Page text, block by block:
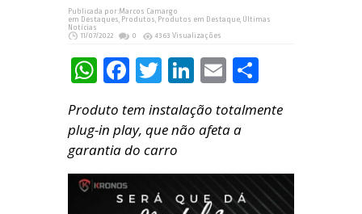
Publicada por: Marcos Camargo
em Destaques, Produtos, Produtos em Destaque, Últimas
Notícias
11/07/2022
0 4363 Visualizações
WhatsApp
Facebook
Twitter
LinkedIn
Email
Produto tem instalação totalmente
plug-in play, que não afeta a
garantia do carro